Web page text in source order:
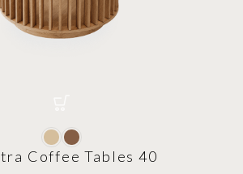
Coffee Tables 40